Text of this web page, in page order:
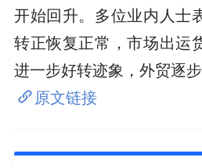
开始回升。多位业内人士
转正恢复正常，市场出运
进一步好转迹象，外贸逐
原文链接